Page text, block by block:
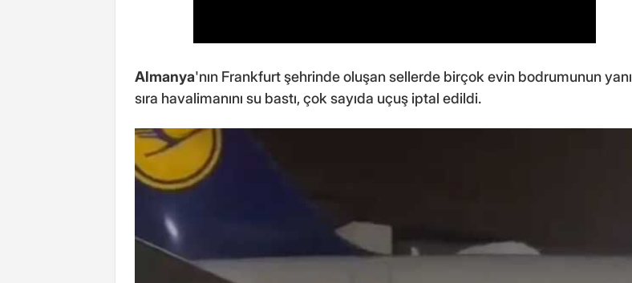
Almanya'nın Frankfurt şehrinde oluşan sellerde birçok evin bodrumunun yanı
sıra havalimanını su bastı, çok sayıda uçuş iptal edildi.